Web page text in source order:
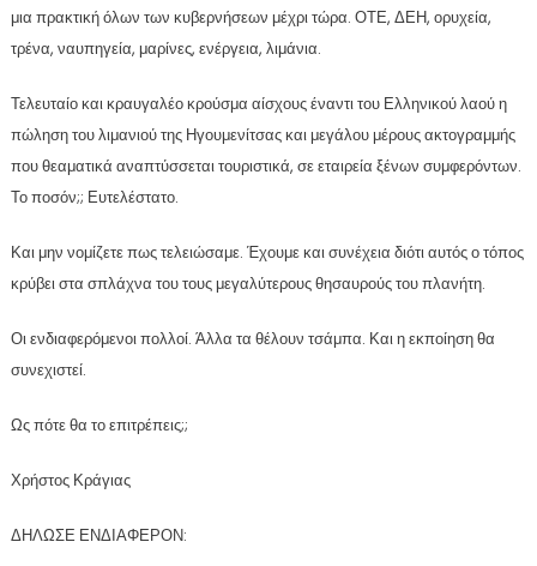
μια πρακτική όλων των κυβερνήσεων μέχρι τώρα. ΟΤΕ, ΔΕΗ, ορυχεία,
τρένα, ναυπηγεία, μαρίνες, ενέργεια, λιμάνια.
Τελευταίο και κραυγαλέο κρούσμα αίσχους έναντι του Ελληνικού λαού η
πώληση του λιμανιού της Ηγουμενίτσας και μεγάλου μέρους ακτογραμμής
που θεαματικά αναπτύσσεται τουριστικά, σε εταιρεία ξένων συμφερόντων.
Το ποσόν;; Ευτελέστατο.
Και μην νομίζετε πως τελειώσαμε. Έχουμε και συνέχεια διότι αυτός ο τόπος
κρύβει στα σπλάχνα του τους μεγαλύτερους θησαυρούς του πλανήτη.
Οι ενδιαφερόμενοι πολλοί. Άλλα τα θέλουν τσάμπα. Και η εκποίηση θα
συνεχιστεί.
Ως πότε θα το επιτρέπεις;;
Χρήστος Κράγιας
ΔΗΛΩΣΕ ΕΝΔΙΑΦΕΡΟΝ: